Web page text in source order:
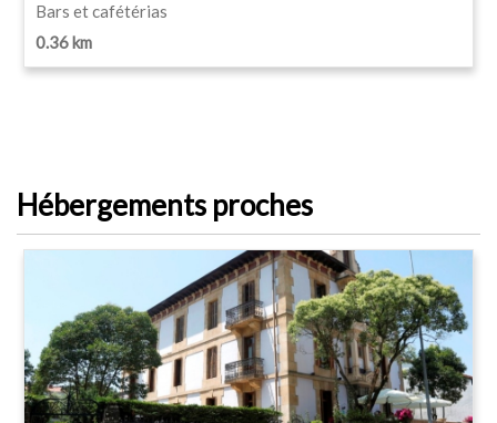
Bars et cafétérias
0.36 km
Hébergements proches